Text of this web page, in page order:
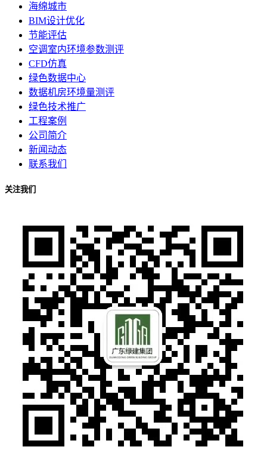
海绵城市
BIM设计优化
节能评估
空调室内环境参数测评
CFD仿真
绿色数据中心
数据机房环境量测评
绿色技术推广
工程案例
公司简介
新闻动态
联系我们
关注我们